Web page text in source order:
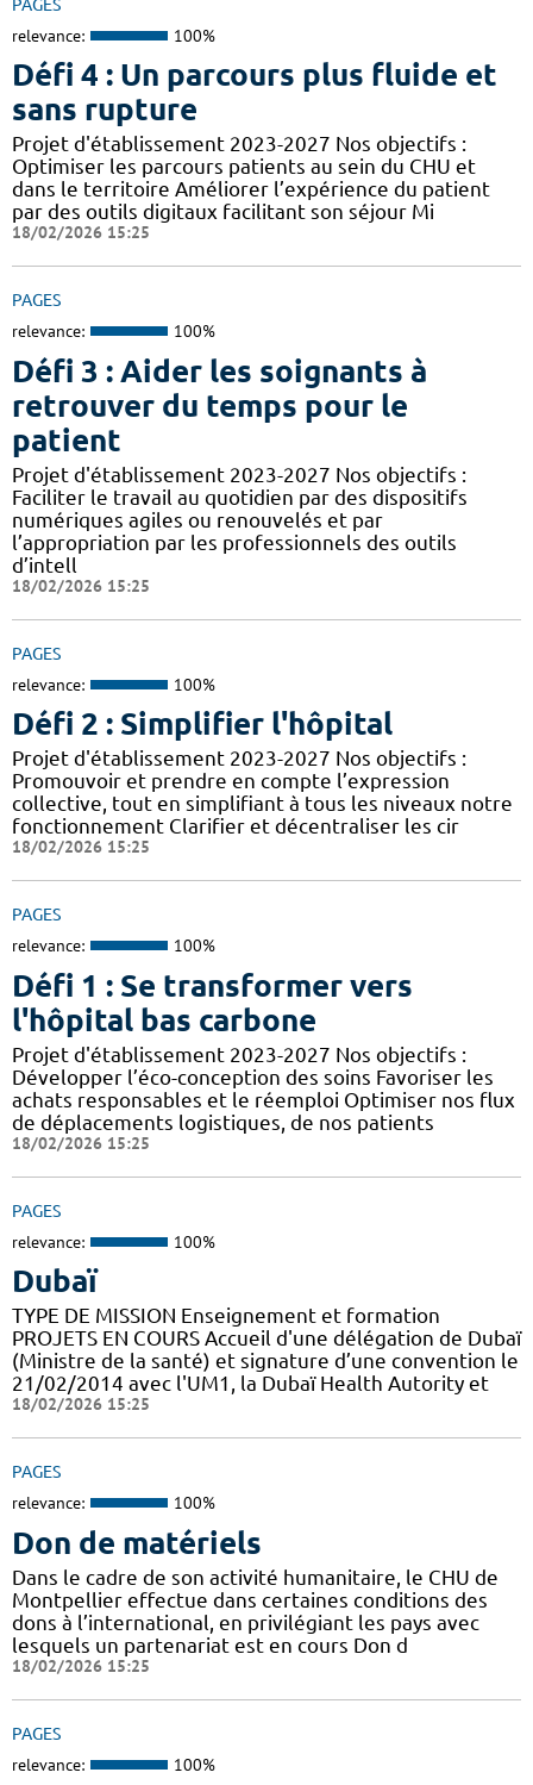
PAGES
relevance: 100%
Défi 4 : Un parcours plus fluide et
sans rupture
Projet d'établissement 2023-2027 Nos objectifs :
Optimiser les parcours patients au sein du CHU et
dans le territoire Améliorer l’expérience du patient
par des outils digitaux facilitant son séjour Mi
18/02/2026 15:25
PAGES
relevance: 100%
Défi 3 : Aider les soignants à
retrouver du temps pour le
patient
Projet d'établissement 2023-2027 Nos objectifs :
Faciliter le travail au quotidien par des dispositifs
numériques agiles ou renouvelés et par
l’appropriation par les professionnels des outils
d’intell
18/02/2026 15:25
PAGES
relevance: 100%
Défi 2 : Simplifier l'hôpital
Projet d'établissement 2023-2027 Nos objectifs :
Promouvoir et prendre en compte l’expression
collective, tout en simplifiant à tous les niveaux notre
fonctionnement Clarifier et décentraliser les cir
18/02/2026 15:25
PAGES
relevance: 100%
Défi 1 : Se transformer vers
l'hôpital bas carbone
Projet d'établissement 2023-2027 Nos objectifs :
Développer l’éco-conception des soins Favoriser les
achats responsables et le réemploi Optimiser nos flux
de déplacements logistiques, de nos patients
18/02/2026 15:25
PAGES
relevance: 100%
Dubaï
TYPE DE MISSION Enseignement et formation
PROJETS EN COURS Accueil d'une délégation de Dubaï
(Ministre de la santé) et signature d’une convention le
21/02/2014 avec l'UM1, la Dubaï Health Autority et
18/02/2026 15:25
PAGES
relevance: 100%
Don de matériels
Dans le cadre de son activité humanitaire, le CHU de
Montpellier effectue dans certaines conditions des
dons à l’international, en privilégiant les pays avec
lesquels un partenariat est en cours Don d
18/02/2026 15:25
PAGES
relevance: 100%